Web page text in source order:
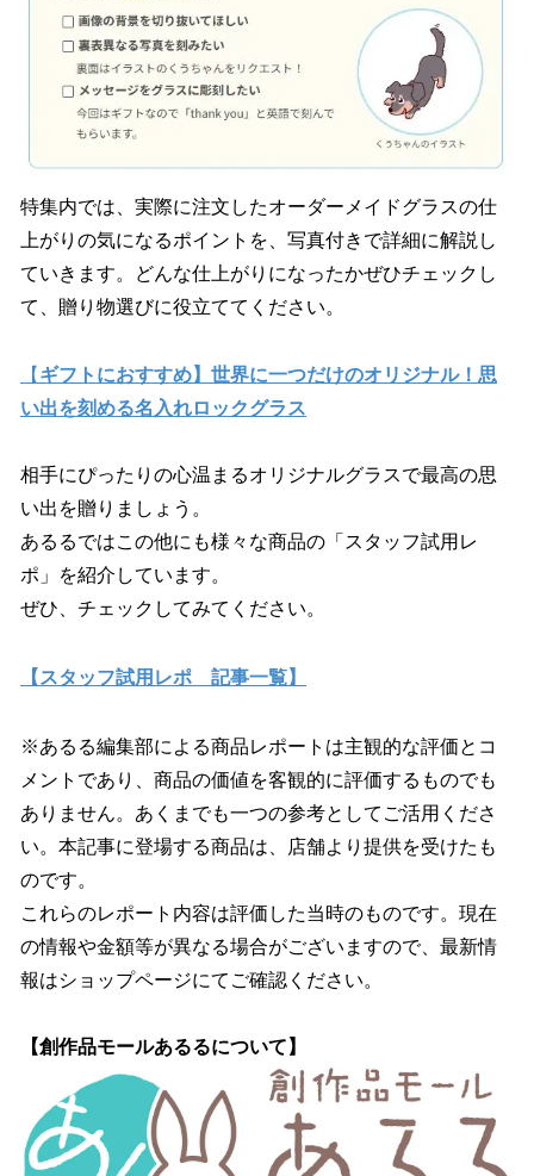
特集内では、実際に注文したオーダーメイドグラスの仕
上がりの気になるポイントを、写真付きで詳細に解説し
ていきます。どんな仕上がりになったかぜひチェックし
て、贈り物選びに役立ててください。
【 ギフトにおすすめ】世界に一つだけのオリジナル！思
い出を刻める名入れロックグラス
相手にぴったりの心温まるオリジナルグラスで最高の思
い出を贈りましょう。
あるるではこの他にも様々な商品の「スタッフ試用レ
ポ」を紹介しています。
ぜひ、チェックしてみてください。
【スタッフ試用レポ 記事一覧】
※あるる編集部による商品レポートは主観的な評価とコ
メントであり、商品の価値を客観的に評価するものでも
ありません。あくまでも一つの参考としてご活用くださ
い。本記事に登場する商品は、店舗より提供を受けたも
のです。
これらのレポート内容は評価した当時のものです。現在
の情報や金額等が異なる場合がございますので、最新情
報はショップページにてご確認ください。
【創作品モールあるるについて】